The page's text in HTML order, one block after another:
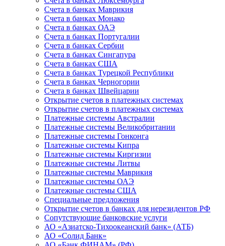
Счета в банках Маврикия
Счета в банках Монако
Счета в банках ОАЭ
Счета в банках Португалии
Счета в банках Сербии
Счета в банках Сингапура
Счета в банках США
Счета в банках Турецкой Республики
Счета в банках Черногории
Счета в банках Швейцарии
Открытие счетов в платежных системах
Открытие счетов в платежных системах
Платежные системы Австралии
Платежные системы Великобритании
Платежные системы Гонконга
Платежные системы Кипра
Платежные системы Киргизии
Платежные системы Литвы
Платежные системы Маврикия
Платежные системы ОАЭ
Платежные системы США
Специальные предложения
Открытие счетов в банках для нерезидентов РФ
Сопутствующие банковские услуги
АО «Азиатско-Тихоокеанский банк» (АТБ)
АО «Солид Банк»